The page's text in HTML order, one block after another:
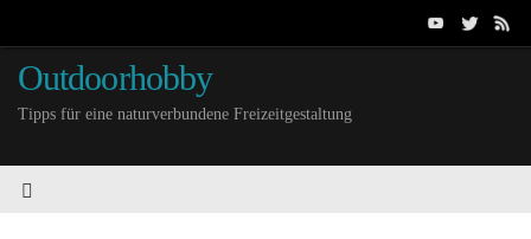
Outdoorhobby
Tipps für eine naturverbundene Freizeitgestaltung